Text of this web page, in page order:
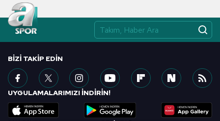
BIZI TAKIP EDIN
UYGULAMALARIMIZI İNDİRİN!